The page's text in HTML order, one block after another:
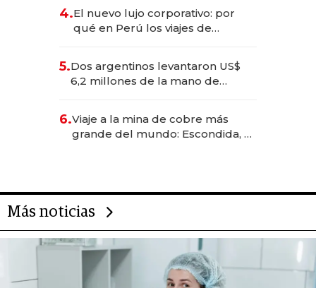
4.El nuevo lujo corporativo: por
qué en Perú los viajes de
para convertirse en experiencias
transformadoras
5.Dos argentinos levantaron US$
6,2 millones de la mano de
6.Viaje a la mina de cobre más
grande del mundo: Escondida, el
Más noticias